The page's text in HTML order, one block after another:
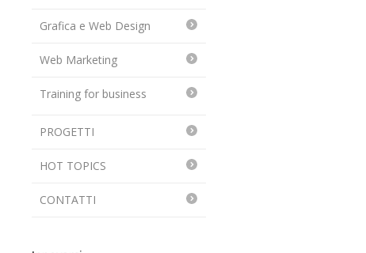
Grafica e Web Design
Web Marketing
Training for business
PROGETTI
HOT TOPICS
CONTATTI